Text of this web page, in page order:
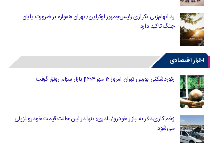
رد اتهام‌زنی تکراری رئیس‌جمهور اوکراین/ تهران همواره بر ضرورت پایان
جنگ تاکید دارد
اخبار اقتصادی
رکوردشکنی بورس تهران امروز ۱۲ مهر ۱۴۰۴| بازار سهام رونق گرفت
زخم کاری دلار به بازار خودرو/ نادری: تنها در این حالت قیمت خودرو نزولی
می‌شود